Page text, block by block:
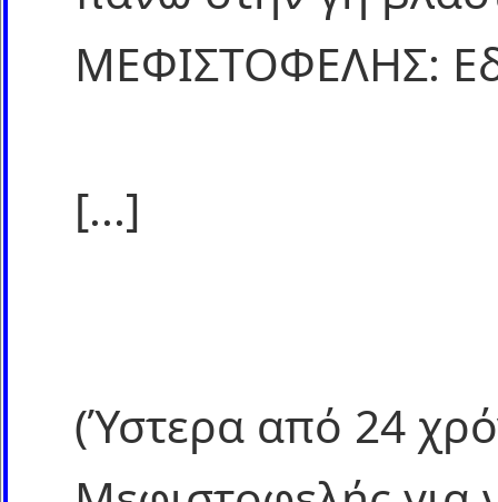
ΜΕΦΙΣΤΟΦΕΛΗΣ:
[...]
(Ύστερα από 24